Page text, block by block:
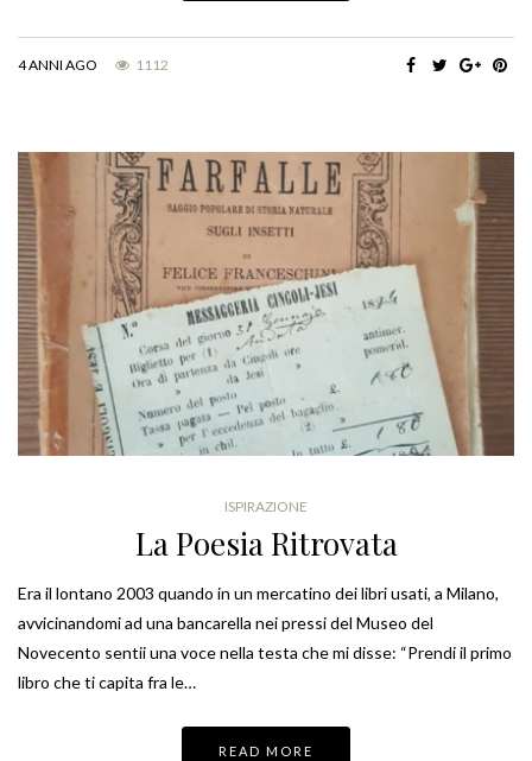
4 ANNI AGO 1112
ISPIRAZIONE
La Poesia Ritrovata
Era il lontano 2003 quando in un mercatino dei libri usati, a Milano,
avvicinandomi ad una bancarella nei pressi del Museo del
Novecento sentii una voce nella testa che mi disse: “Prendi il primo
libro che ti capita fra le…
READ MORE